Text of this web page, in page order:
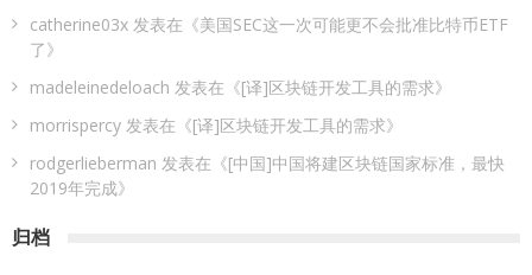
catherine03x 发表在《美国SEC这一次可能更不会批准比特币ETF
了》
madeleinedeloach 发表在《[译]区块链开发工具的需求》
morrispercy 发表在《[译]区块链开发工具的需求》
rodgerlieberman 发表在《[中国]中国将建区块链国家标准，最快
2019年完成》
归档